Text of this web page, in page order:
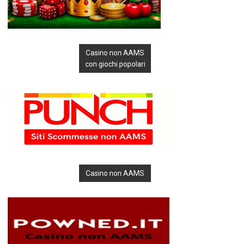
Casino non AAMS
con giochi popolari
Casino non AAMS